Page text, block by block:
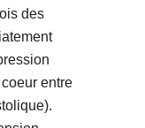
des
entre